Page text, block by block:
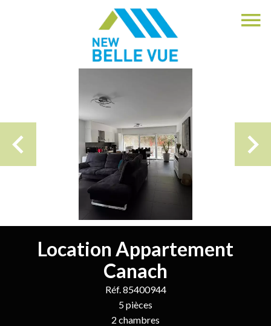
Location Appartement
Canach
Réf. 85400944
5 pièces
2 chambres